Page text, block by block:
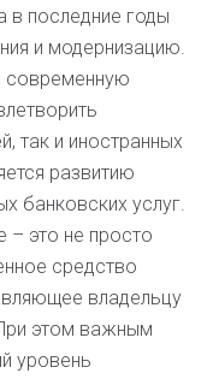
в последние годы
и модернизацию.
современную
так и иностранных
развитию
банковских услуг.
– это не просто
средство
владельцу
этом важным
уровень